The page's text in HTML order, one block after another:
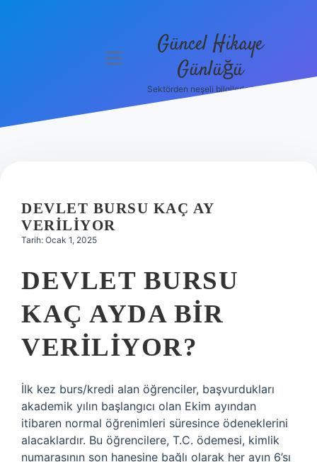
Hakkımızda
menüyü
Güncel Hikaye
Günlüğü
Sektörden neşeli bilgilerle tanış!
DEVLET BURSU KAÇ AY
VERILIYOR
Tarih: Ocak 1, 2025
DEVLET BURSU
KAÇ AYDA BIR
VERILIYOR?
İlk kez burs/kredi alan öğrenciler, başvurdukları
akademik yılın başlangıcı olan Ekim ayından
itibaren normal öğrenimleri süresince ödeneklerini
alacaklardır. Bu öğrencilere, T.C. ödemesi, kimlik
numarasının son hanesine bağlı olarak her ayın 6’sı